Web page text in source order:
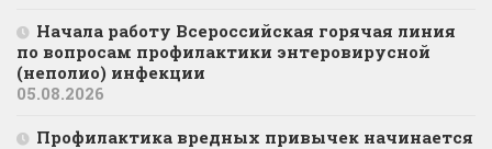
Начала работу Всероссийская горячая линия
по вопросам профилактики энтеровирусной
(неполио) инфекции
05.08.2026
Профилактика вредных привычек начинается